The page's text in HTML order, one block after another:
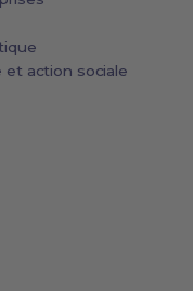
et action sociale